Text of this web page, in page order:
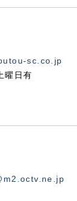
sc.co.jp
曜日有